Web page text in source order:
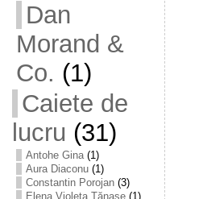
Dan
Morand &
Co. (1)
Caiete de
lucru (31)
Antohe Gina(1)
Aura Diaconu(1)
Constantin Porojan(3)
Elena Violeta Tănase(1)